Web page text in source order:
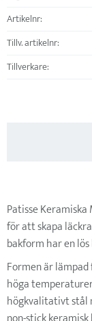
Artikelnr
Tillv. artikelnr
Tillverkare
Patisse
för att skapa
bakform har en
Formen är
höga
högkvalitativt stål